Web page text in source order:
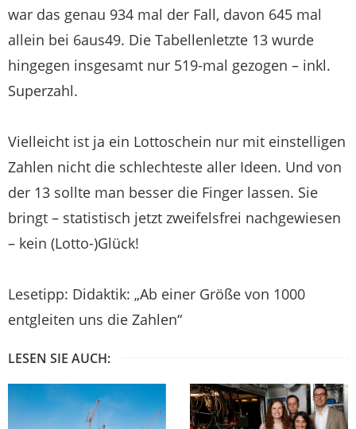
war das genau 934 mal der Fall, davon 645 mal
allein bei 6aus49. Die Tabellenletzte 13 wurde
hingegen insgesamt nur 519-mal gezogen – inkl.
Superzahl.
Vielleicht ist ja ein Lottoschein nur mit einstelligen
Zahlen nicht die schlechteste aller Ideen. Und von
der 13 sollte man besser die Finger lassen. Sie
bringt – statistisch jetzt zweifelsfrei nachgewiesen
– kein (Lotto-)Glück!
Lesetipp: Didaktik: „Ab einer Größe von 1000
entgleiten uns die Zahlen“
LESEN SIE AUCH: